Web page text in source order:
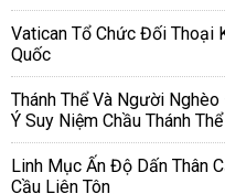
Vatican Tổ Chức Đối Thoại
Quốc
Thánh Thể Và Người
Ý Suy Niệm Chầu Thánh
Linh Mục Ấn Độ Dấn Thân
Cầu Liên Tôn